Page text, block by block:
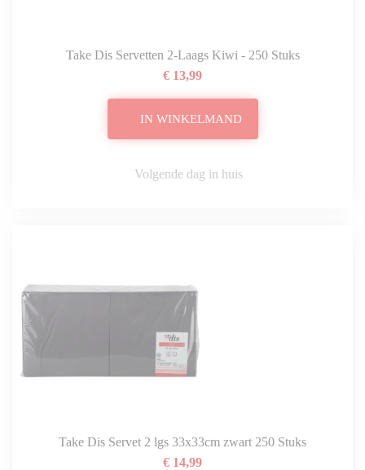
Take Dis Servetten 2-Laags Kiwi - 250 Stuks
€ 13,99
IN WINKELMAND
Volgende dag in huis
Take Dis Servet 2 lgs 33x33cm zwart 250 Stuks
€ 14,99